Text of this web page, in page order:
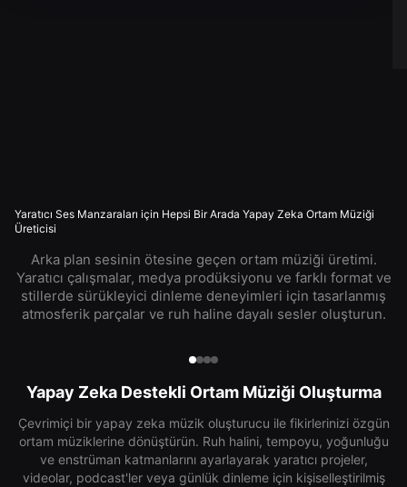
Yaratıcı Ses Manzaraları için Hepsi Bir Arada Yapay Zeka Ortam Müziği
Üreticisi
Arka plan sesinin ötesine geçen ortam müziği üretimi.
Yaratıcı çalışmalar, medya prodüksiyonu ve farklı format ve
stillerde sürükleyici dinleme deneyimleri için tasarlanmış
atmosferik parçalar ve ruh haline dayalı sesler oluşturun.
Yapay Zeka Destekli Ortam Müziği Oluşturma
Çevrimiçi bir yapay zeka müzik oluşturucu ile fikirlerinizi özgün
ortam müziklerine dönüştürün. Ruh halini, tempoyu, yoğunluğu
ve enstrüman katmanlarını ayarlayarak yaratıcı projeler,
videolar, podcast'ler veya günlük dinleme için kişiselleştirilmiş